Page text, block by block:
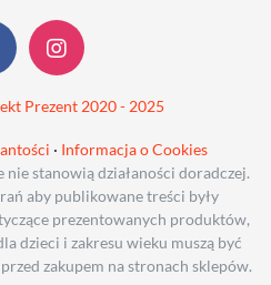
Prezent 2020 - 2025
· Informacja o Cookies
stanowią działaności doradczej.
aby publikowane treści były
prezentowanych produktów,
dzieci i zakresu wieku muszą być
zakupem na stronach sklepów.